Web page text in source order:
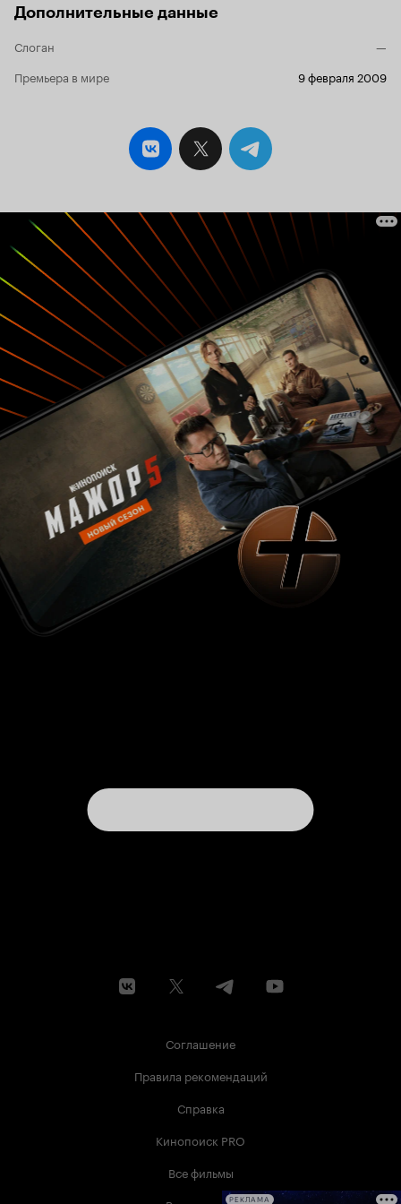
Дополнительные данные
Слоган
—
Премьера в мире
9 февраля 2009
Соглашение
Правила рекомендаций
Справка
Кинопоиск PRO
Все фильмы
РЕКЛАМА